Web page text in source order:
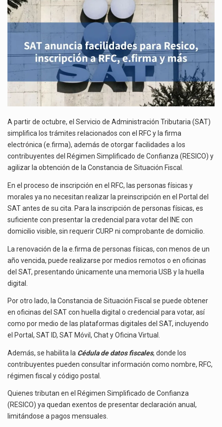
El gobierno de Estados Unidos anunciará un arancel del 15 % sobre los productos fabricados…
INSCRIPCIÓN
A
RFC,
E.FIRMA
Y
MÁS
A partir de octubre, el Servicio de Administración Tributaria (SAT)
simplifica los trámites relacionados con el RFC y la firma
electrónica (e.firma), además de otorgar facilidades a los
contribuyentes del Régimen Simplificado de Confianza (RESICO) y
agilizar la obtención de la Constancia de Situación Fiscal.
En el proceso de inscripción en el RFC, las personas físicas y
morales ya no necesitan realizar la preinscripción en el Portal del
SAT antes de su cita. Para la inscripción de personas físicas, es
suficiente con presentar la credencial para votar del INE con
domicilio visible, sin requerir CURP ni comprobante de domicilio.
La renovación de la e.firma de personas físicas, con menos de un
año vencida, puede realizarse por medios remotos o en oficinas
del SAT, presentando únicamente una memoria USB y la huella
digital.
Por otro lado, la Constancia de Situación Fiscal se puede obtener
en oficinas del SAT con huella digital o credencial para votar, así
como por medio de las plataformas digitales del SAT, incluyendo
el Portal, SAT ID, SAT Móvil, Chat y Oficina Virtual.
Además, se habilita la Cédula de datos fiscales, donde los
contribuyentes pueden consultar información como nombre, RFC,
régimen fiscal y código postal.
Quienes tributan en el Régimen Simplificado de Confianza
(RESICO) ya quedan exentos de presentar declaración anual,
limitándose a pagos mensuales.